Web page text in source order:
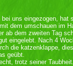
uns eingezogen, hat
dem umschauen im
ab dem zweiten Tag
eingelebt. Nach 4
die katzenklappe, dies
geübt.
trotz seiner